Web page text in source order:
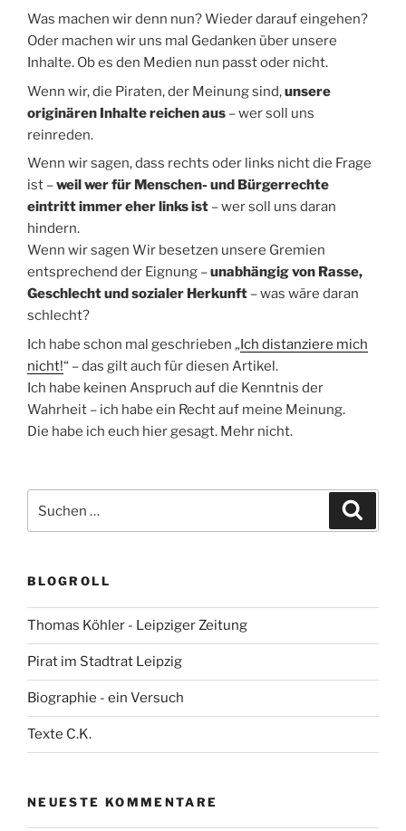
Was machen wir denn nun? Wieder darauf eingehen?
Oder machen wir uns mal Gedanken über unsere
Inhalte. Ob es den Medien nun passt oder nicht.
Wenn wir, die Piraten, der Meinung sind,unsere
originären Inhalte reichen aus – wer soll uns
reinreden.
Wenn wir sagen, dass rechts oder links nicht die Frage
ist –weil wer für Menschen- und Bürgerrechte
eintritt immer eher links ist – wer soll uns daran
hindern.
Wenn wir sagen Wir besetzen unsere Gremien
entsprechend der Eignung –unabhängig von Rasse,
Geschlecht und sozialer Herkunft – was wäre daran
schlecht?
Ich habe schon mal geschrieben „Ich distanziere mich
nicht!“ – das gilt auch für diesen Artikel.
Ich habe keinen Anspruch auf die Kenntnis der
Wahrheit – ich habe ein Recht auf meine Meinung.
Die habe ich euch hier gesagt. Mehr nicht.
nach:
BLOGROLL
Thomas Köhler - Leipziger Zeitung
Pirat im Stadtrat Leipzig
Biographie - ein Versuch
Texte C.K.
NEUESTE KOMMENTARE